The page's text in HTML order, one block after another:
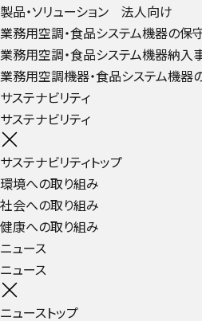
製品・ソリューション 法人向け
業務用空調・食品システム機器の保
業務用空調・食品システム機器納入
業務用空調機器・食品システム機器
サステナビリティ
サステナビリティ
サステナビリティトップ
環境への取り組み
社会への取り組み
健康への取り組み
ニュース
ニュース
ニューストップ